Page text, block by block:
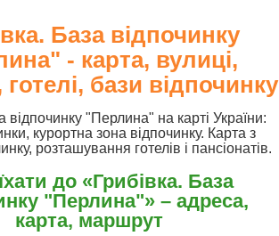
База відпочинку
- карта, вулиці,
бази відпочинку
відпочинку "Перлина" на карті України:
курортна зона відпочинку. Карта з
розташування готелів і пансіонатів.
до «Грибівка. База
"Перлина"» – адреса,
карта, маршрут